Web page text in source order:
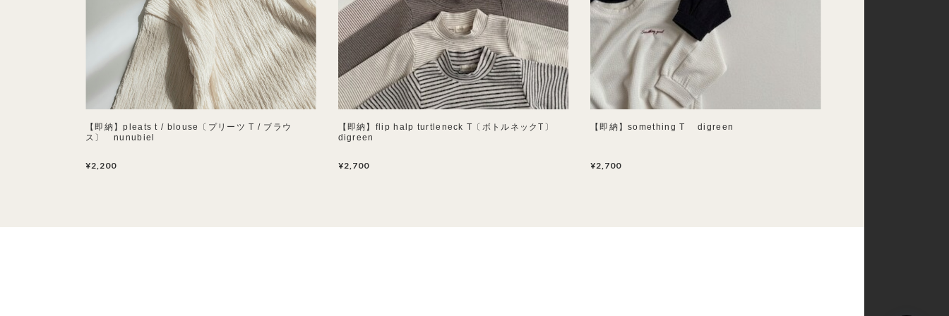
【即納】pleats t / blouse〔プリーツ T / ブラウ
ス〕 nunubiel
¥2,200
【即納】flip halp turtleneck T〔ボトルネックT〕
digreen
¥2,700
【即納】something T digreen
¥2,700